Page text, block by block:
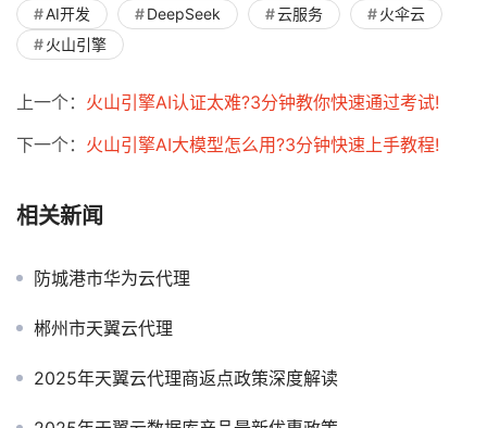
AI开发 DeepSeek 云服务
火伞云
火山引擎
上一个： 火山引擎AI认证太难?3分钟教你快速通过考试!
下一个： 火山引擎AI大模型怎么用?3分钟快速上手教程!
相关新闻
防城港市华为云代理
郴州市天翼云代理
2025年天翼云代理商返点政策深度解读